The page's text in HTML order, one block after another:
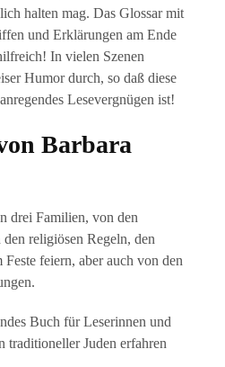
halten mag. Das Glossar mit
und Erklärungen am Ende
In vielen Szenen
Humor durch, so daß diese
Lesevergnügen ist!
Barbara
drei Familien, von den
religiösen Regeln, den
feiern, aber auch von den
Buch für Leserinnen und
traditioneller Juden erfahren